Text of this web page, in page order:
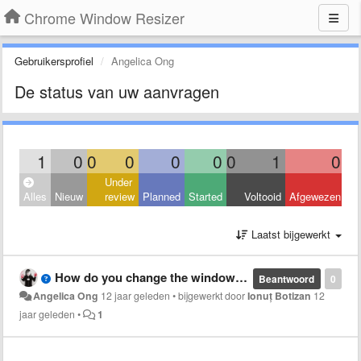
Chrome Window Resizer
Gebruikersprofiel Angelica Ong
De status van uw aanvragen
1 0 0 0 0 0 0 1 0
Alles Nieuw
Under
review Planned Started Voltooid Afgewezen
Laatst bijgewerkt
0
Beantwoord
How do you change the window size back to the original sizing you started out with, i.e. before you used this extension?
Angelica Ong 12 jaar geleden •bijgewerkt doorIonuț Botizan 12
jaar geleden • 1